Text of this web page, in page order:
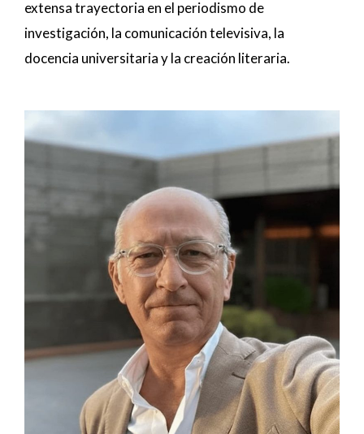
extensa trayectoria en el periodismo de
investigación, la comunicación televisiva, la
docencia universitaria y la creación literaria.